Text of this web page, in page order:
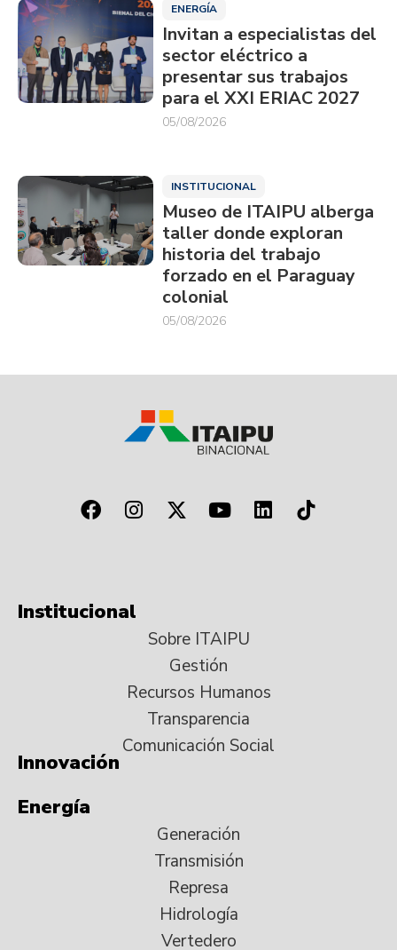
ENERGÍA
Invitan a especialistas del
sector eléctrico a
presentar sus trabajos
para el XXI ERIAC 2027
05/08/2026
INSTITUCIONAL
Museo de ITAIPU alberga
taller donde exploran
historia del trabajo
forzado en el Paraguay
colonial
05/08/2026
Institucional
Sobre ITAIPU
Gestión
Recursos Humanos
Transparencia
Comunicación Social
Innovación
Energía
Generación
Transmisión
Represa
Hidrología
Vertedero